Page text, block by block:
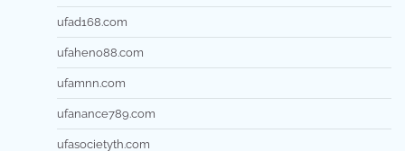
ufad168.com
ufaheno88.com
ufamnn.com
ufanance789.com
ufasocietyth.com